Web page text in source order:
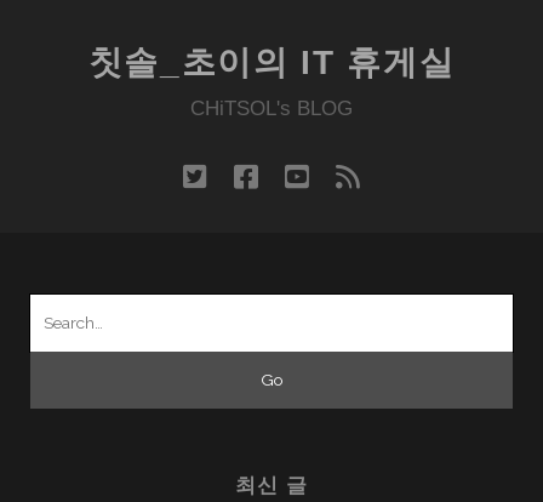
단,
어
디
지
칫솔_초이의 IT 휴게실
CHiTSOL's BLOG
twitter facebook
youtube
rss
최신 글